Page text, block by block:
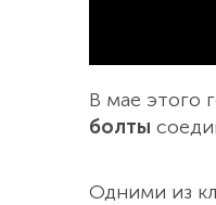
В мае этого
болты
Одними из